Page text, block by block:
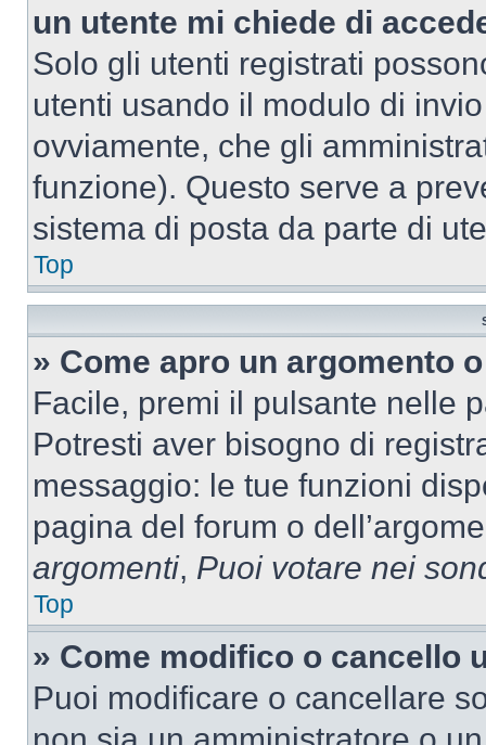
un utente mi chiede di
Solo gli utenti registrati
utenti usando il modulo di
ovviamente, che gli
funzione). Questo serve a
sistema di posta da parte di
Top
» Come apro un argomento
Facile, premi il pulsante nelle
Potresti aver bisogno di
messaggio: le tue funzioni
pagina del forum o
argomenti, Puoi votare nei
Top
» Come modifico o cancello
Puoi modificare o cancellare